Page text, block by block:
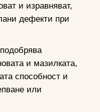
и изравняват,
дефекти при
и мазилката,
способност и
или